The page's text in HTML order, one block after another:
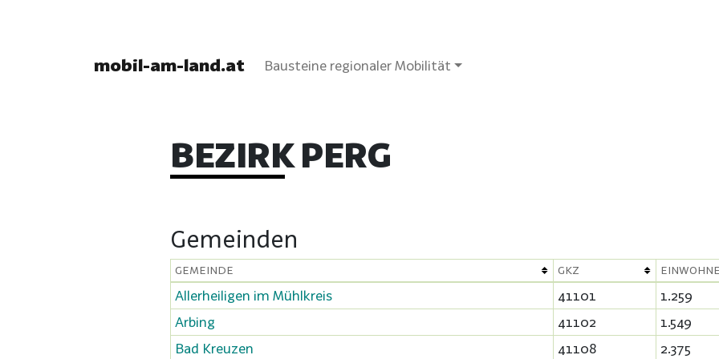
mobil-am-land.at Bausteine regionaler Mobilität
BEZIRK PERG
Gemeinden
GEMEINDE GKZ
Allerheiligen im Mühlkreis 41101
1.259
Arbing
41102
1.549
Bad Kreuzen
41108
2.375